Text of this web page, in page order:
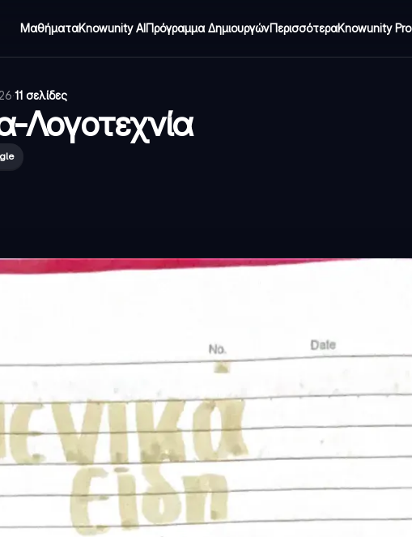
ΜαθήματαKnowunity AIΠρόγραμμα ΔημιουργώνΠερισσότεραKnowunity Pro
·11 σελίδες
Λογοτεχνία